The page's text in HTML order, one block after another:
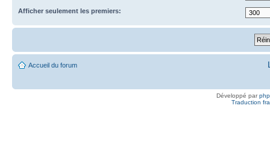
Afficher seulement les premiers:
Accueil du forum
Développé par
Traduction